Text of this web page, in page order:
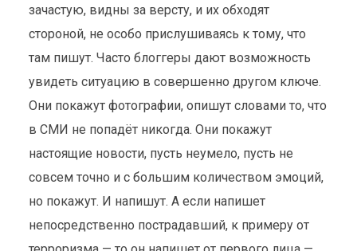
зачастую, видны за версту, и их обходят
стороной, не особо прислушиваясь к тому, что
там пишут. Часто блоггеры дают возможность
увидеть ситуацию в совершенно другом ключе.
Они покажут фотографии, опишут словами то, что
в СМИ не попадёт никогда. Они покажут
настоящие новости, пусть неумело, пусть не
совсем точно и с большим количеством эмоций,
но покажут. И напишут. А если напишет
непосредственно пострадавший, к примеру от